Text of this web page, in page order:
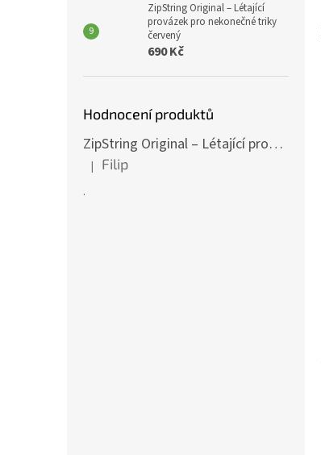
ZipString Original – Létající
provázek pro nekonečné triky
červený
690 Kč
Hodnocení produktů
ZipString Original – Létající provázek pro nekonečné triky červený
Hodnocení produktu je 5 z 5 hvězdiček.
| Filip
.